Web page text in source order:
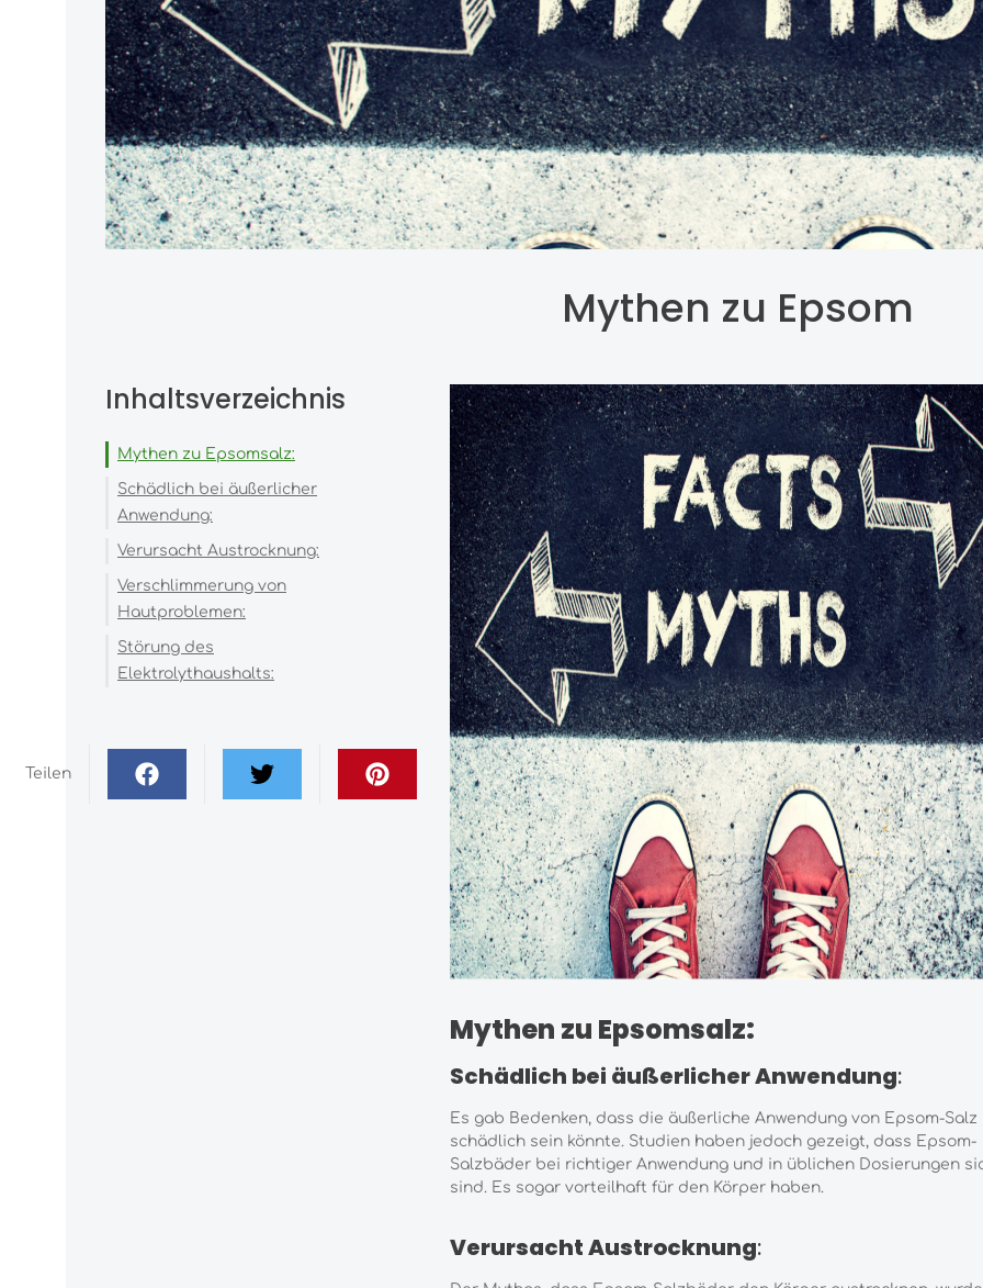
Mythen zu Epsom
Inhaltsverzeichnis
Mythen zu Epsomsalz:
Schädlich bei äußerlicher
Anwendung:
Verursacht Austrocknung:
Verschlimmerung von
Hautproblemen:
Störung des
Elektrolythaushalts:
Teilen
Mythen zu Epsomsalz:
Schädlich bei äußerlicher Anwendung:
Es gab Bedenken, dass die äußerliche Anwendung von Epsom-Salz
schädlich sein könnte. Studien haben jedoch gezeigt, dass Epsom-
Salzbäder bei richtiger Anwendung und in üblichen Dosierungen
sind. Es sogar vorteilhaft für den Körper haben.
Verursacht Austrocknung: